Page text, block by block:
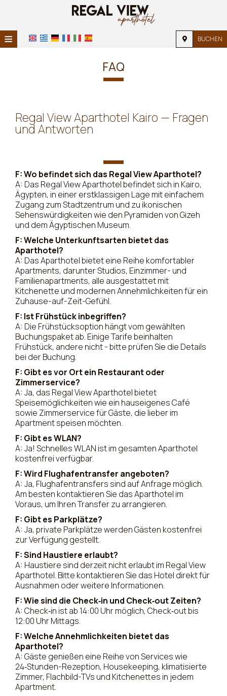
≡ BUCHEN
STANDORT
EINRICHTUNGEN
FAQ
FAQ
Regal View Aparthotel Kairo — Fragen
und Antworten
F: Wo befindet sich das Regal View Aparthotel?
A: Das Regal View Aparthotel befindet sich in Kairo,
Ägypten, in einer erstklassigen Lage mit einfachem
Zugang zum Stadtzentrum und zu ikonischen
Sehenswürdigkeiten wie den Pyramiden von Gizeh
und dem Ägyptischen Museum.
F: Welche Unterkunftsarten bietet das
Aparthotel?
A: Das Aparthotel bietet eine Reihe komfortabler
Apartments, darunter Studios, Einzimmer- und
Familienapartments, alle ausgestattet mit
Kitchenette und modernen Annehmlichkeiten für ein
Zuhause-auf-Zeit-Gefühl.
F: Ist Frühstück inbegriffen?
A: Die Frühstücksoption hängt vom gewählten
Buchungspaket ab. Einige Tarife beinhalten
Frühstück, andere nicht - bitte prüfen Sie die Details
bei der Buchung.
F: Gibt es vor Ort ein Restaurant oder
Zimmerservice?
A: Ja, das Regal View Aparthotel bietet
Speisemöglichkeiten wie ein hauseigenes Café
sowie Zimmerservice für Gäste, die lieber im
Apartment speisen möchten.
F: Gibt es WLAN?
A: Ja! Schnelles WLAN ist im gesamten Aparthotel
kostenfrei verfügbar.
F: Wird Flughafentransfer angeboten?
A: Ja, Flughafentransfers sind auf Anfrage möglich.
Am besten kontaktieren Sie das Aparthotel im
Voraus, um Ihren Transfer zu arrangieren.
F: Gibt es Parkplätze?
A: Ja, private Parkplätze werden Gästen kostenfrei
zur Verfügung gestellt.
F: Sind Haustiere erlaubt?
A: Haustiere sind derzeit nicht erlaubt im Regal View
Aparthotel. Bitte kontaktieren Sie das Hotel direkt für
Ausnahmen oder weitere Informationen.
F: Wie sind die Check‑in und Check‑out Zeiten?
A: Check‑in ist ab 14:00 Uhr möglich, Check‑out bis
12:00 Uhr Mittags.
F: Welche Annehmlichkeiten bietet das
Aparthotel?
A: Gäste genießen eine Reihe von Services wie
24‑Stunden-Rezeption, Housekeeping, klimatisierte
Zimmer, Flachbild-TVs und Kitchenettes in jedem
Apartment.